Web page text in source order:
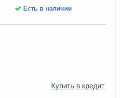
Есть в наличии
Купить в кредит